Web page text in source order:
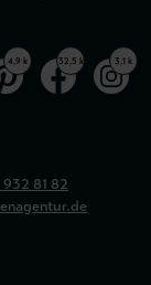
4,9 k 32,5 k 3,1 k
81 82